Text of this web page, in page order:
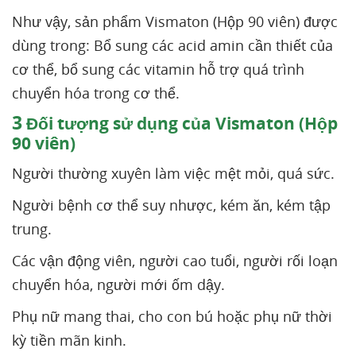
Như vậy, sản phẩm Vismaton (Hộp 90 viên) được
dùng trong: Bổ sung các acid amin cần thiết của
cơ thể, bổ sung các vitamin hỗ trợ quá trình
chuyển hóa trong cơ thể.
3Đối tượng sử dụng của Vismaton (Hộp
90 viên)
Người thường xuyên làm việc mệt mỏi, quá sức.
Người bệnh cơ thể suy nhược, kém ăn, kém tập
trung.
Các vận động viên, người cao tuổi, người rối loạn
chuyển hóa, người mới ốm dậy.
Phụ nữ mang thai, cho con bú hoặc phụ nữ thời
kỳ tiền mãn kinh.